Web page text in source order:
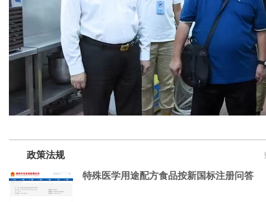
政策法规
特殊医学用途配方食品按新国标注册问答